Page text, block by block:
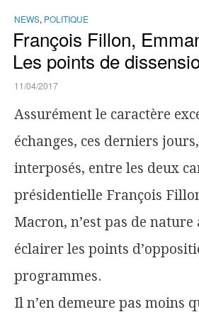
NEWS, POLITIQUE
François Fillon,
Les points de
11/04/2017
Assurément le caractère
échanges, ces derniers
interposés, entre les deux
présidentielle François
Macron, n’est pas de
éclairer les points
programmes.
Il n’en demeure pas moins